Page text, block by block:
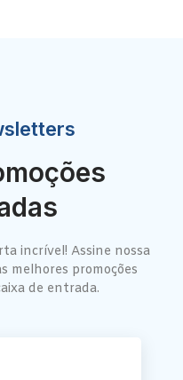
incrível! Assine nossa
melhores promoções
de entrada.